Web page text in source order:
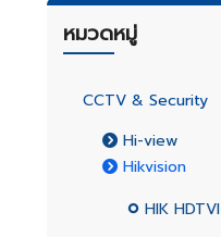
หมวดหมู่
CCTV & Security
Hi-view
Hikvision
HIK HDTVI